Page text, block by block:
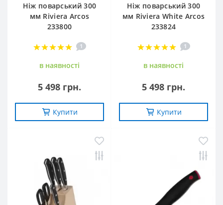
Ніж поварський 300
мм Riviera Arcos
233800
1
в наявностi
5 498 грн.
Купити
Ніж поварський 300
мм Riviera White Arcos
233824
1
в наявностi
5 498 грн.
Купити